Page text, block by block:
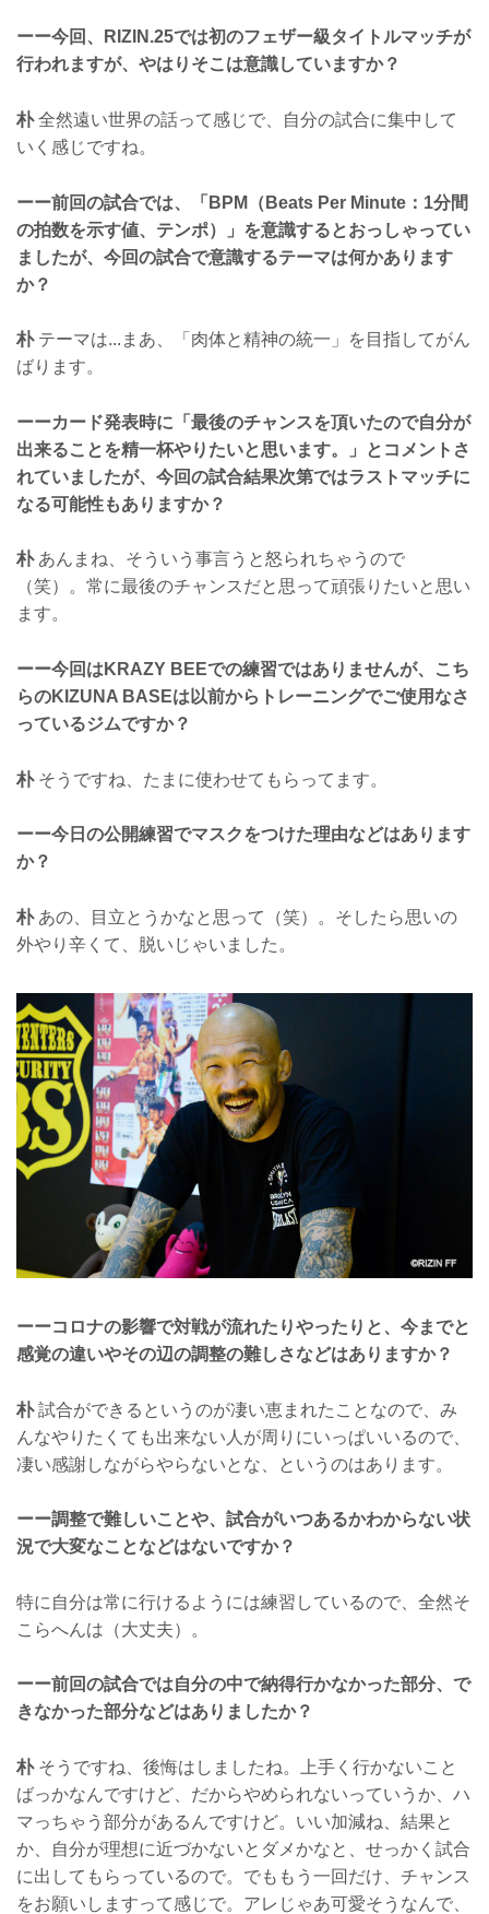
ーー今回、RIZIN.25では初のフェザー級タイトルマッチが
行われますが、やはりそこは意識していますか？
朴全然遠い世界の話って感じで、自分の試合に集中して
いく感じですね。
ーー前回の試合では、「BPM（Beats Per Minute：1分間
の拍数を示す値、テンポ）」を意識するとおっしゃってい
ましたが、今回の試合で意識するテーマは何かあります
か？
朴テーマは...まあ、「肉体と精神の統一」を目指してがん
ばります。
ーーカード発表時に「最後のチャンスを頂いたので自分が
出来ることを精一杯やりたいと思います。」とコメントさ
れていましたが、今回の試合結果次第ではラストマッチに
なる可能性もありますか？
朴あんまね、そういう事言うと怒られちゃうので
（笑）。常に最後のチャンスだと思って頑張りたいと思い
ます。
ーー今回はKRAZY BEEでの練習ではありませんが、こち
らのKIZUNA BASEは以前からトレーニングでご使用なさ
っているジムですか？
朴そうですね、たまに使わせてもらってます。
ーー今日の公開練習でマスクをつけた理由などはあります
か？
朴あの、目立とうかなと思って（笑）。そしたら思いの
外やり辛くて、脱いじゃいました。
ーーコロナの影響で対戦が流れたりやったりと、今までと
感覚の違いやその辺の調整の難しさなどはありますか？
朴試合ができるというのが凄い恵まれたことなので、み
んなやりたくても出来ない人が周りにいっぱいいるので、
凄い感謝しながらやらないとな、というのはあります。
ーー調整で難しいことや、試合がいつあるかわからない状
況で大変なことなどはないですか？
特に自分は常に行けるようには練習しているので、全然そ
こらへんは（大丈夫）。
ーー前回の試合では自分の中で納得行かなかった部分、で
きなかった部分などはありましたか？
朴そうですね、後悔はしましたね。上手く行かないこと
ばっかなんですけど、だからやめられないっていうか、ハ
マっちゃう部分があるんですけど。いい加減ね、結果と
か、自分が理想に近づかないとダメかなと、せっかく試合
に出してもらっているので。でももう一回だけ、チャンス
をお願いしますって感じで。アレじゃあ可愛そうなんで、